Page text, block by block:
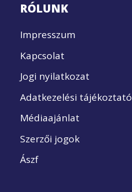
RÓLUNK
Impresszum
Kapcsolat
Jogi nyilatkozat
Adatkezelési tájékoztató
Médiaajánlat
Szerzői jogok
Ászf